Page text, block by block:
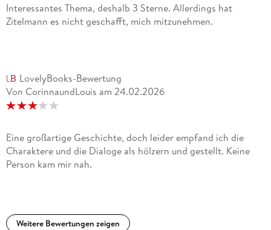
Interessantes Thema, deshalb 3 Sterne. Allerdings hat
Zitelmann es nicht geschafft, mich mitzunehmen.
LovelyBooks-Bewertung
Von CorinnaundLouis am 24.02.2026
Eine großartige Geschichte, doch leider empfand ich die
Charaktere und die Dialoge als hölzern und gestellt. Keine
Person kam mir nah.
Weitere Bewertungen zeigen